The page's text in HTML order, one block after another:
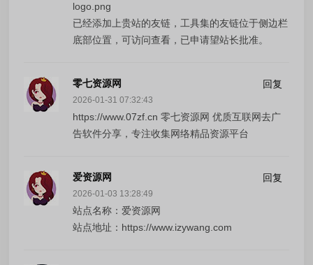
logo.png
已经添加上贵站的友链，工具集的友链位于侧边栏
底部位置，可访问查看，已申请望站长批准。
零七资源网 回复
2026-01-31 07:32:43
https://www.07zf.cn 零七资源网 优质互联网去广
告软件分享，专注收集网络精品资源平台
爱资源网 回复
2026-01-03 13:28:49
站点名称：爱资源网
站点地址：https://www.izywang.com